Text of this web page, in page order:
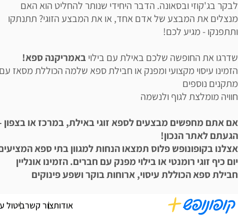
לבקר בג'קוזי ובסאונה. הדבר היחידי שנותר להחליט הוא האם
מנצלים את המבצע של אדם אחד, או את המבצע הזוגי? תתנתקו
ותתפנקו - מגיע לכם!
שדרגו את החופשה שלכם באילת עם בילויבאמריקנה ספא!
הזמינו עיסוי מקצועי ומפנק או חבילת ספא שלמה הכוללת מסאז עם
מתקנים נוספים
חוויה מומלצת לגוף ולנשמה
אם אתם מחפשים מבצעים לספא זוגי באילת, במרכז או בצפון
הגעתם לאתר הנכון!
אצלנו בקופונופש פלוס תמצאו הנחות למגוון בתי ספא
יום כיף זוגי רומנטי או בילוי מפנק עם חברים. הזמינו אונליין
חבילת ספא הכוללת עיסוי, ארוחות בוקר ושפע פינוקים
אודותצור קשרביטול